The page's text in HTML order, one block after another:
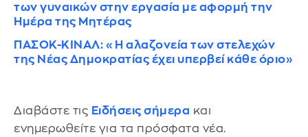
των γυναικών στην εργασία με αφορμή την
Ημέρα της Μητέρας
ΠΑΣΟΚ-ΚΙΝΑΛ: «Η αλαζονεία των στελεχών
της Νέας Δημοκρατίας έχει υπερβεί κάθε όριο»
Διαβάστε τις Ειδήσεις σήμερα και
ενημερωθείτε για τα πρόσφατα νέα.